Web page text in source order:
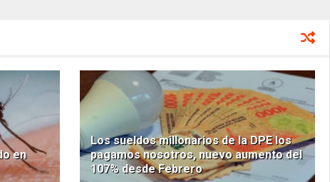
en
Los sueldos millonarios de la DPE los
pagamos nosotros, nuevo aumento del
107% desde Febrero